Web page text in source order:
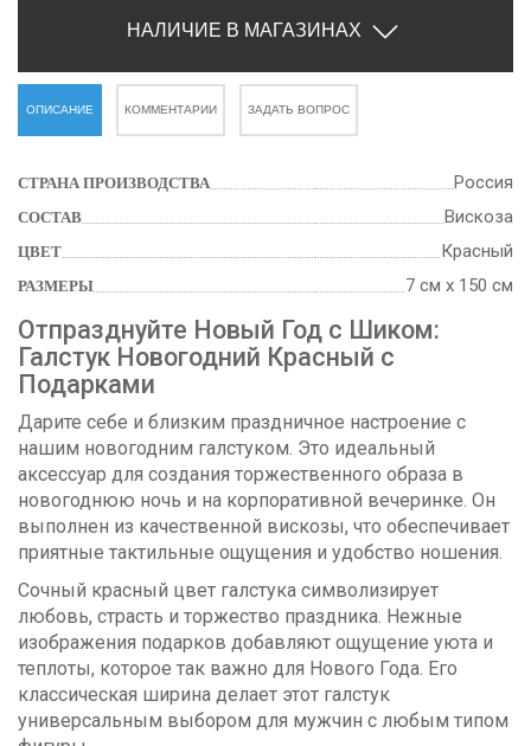
НАЛИЧИЕ В МАГАЗИНАХ
ОПИСАНИЕ КОММЕНТАРИИ ЗАДАТЬ ВОПРОС
СТРАНА ПРОИЗВОДСТВА Россия
СОСТАВ Вискоза
ЦВЕТ Красный
РАЗМЕРЫ 7 см х 150 см
Отпразднуйте Новый Год с Шиком:
Галстук Новогодний Красный с
Подарками
Дарите себе и близким праздничное настроение с
нашим новогодним галстуком. Это идеальный
аксессуар для создания торжественного образа в
новогоднюю ночь и на корпоративной вечеринке. Он
выполнен из качественной вискозы, что обеспечивает
приятные тактильные ощущения и удобство ношения.
Сочный красный цвет галстука символизирует
любовь, страсть и торжество праздника. Нежные
изображения подарков добавляют ощущение уюта и
теплоты, которое так важно для Нового Года. Его
классическая ширина делает этот галстук
универсальным выбором для мужчин с любым типом